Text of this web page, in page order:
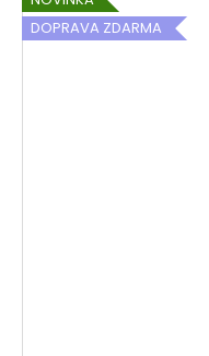
DOPRAVA ZDARMA